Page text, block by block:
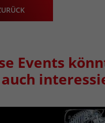
Events
auch